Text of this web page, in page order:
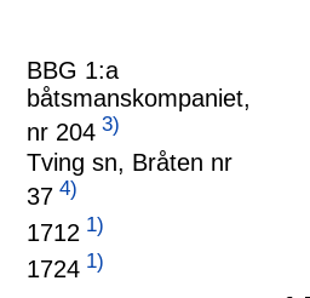
BBG 1:a
båtsmanskompaniet,
nr 204 3)
Tving sn, Bråten nr
37 4)
1712 1)
1724 1)